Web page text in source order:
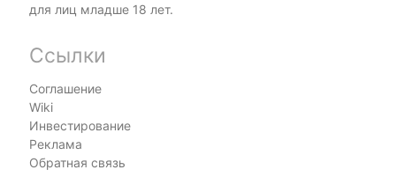
для лиц младше 18 лет.
Ссылки
Соглашение
Wiki
Инвестирование
Реклама
Обратная связь